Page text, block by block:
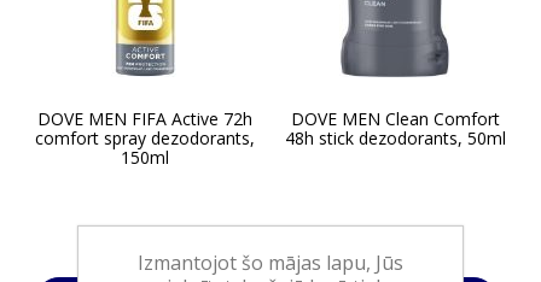
DOVE MEN FIFA Active 72h
comfort spray dezodorants,
150ml
6,30€
DOVE MEN Clean Comfort
48h stick dezodorants, 50ml
5,25€
Izmantojot šo mājas lapu, Jūs